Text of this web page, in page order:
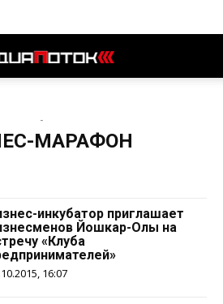
-
МАРАФОН
инкубатор приглашает
Йошкар-Олы на
«Клуба
16:07